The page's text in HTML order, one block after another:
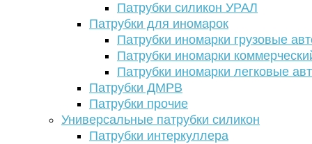
Патрубки силикон УРАЛ
Патрубки для иномарок
Патрубки иномарки грузовые
Патрубки иномарки
Патрубки иномарки легковые
Патрубки ДМРВ
Патрубки прочие
Универсальные патрубки силикон
Патрубки интеркуллера